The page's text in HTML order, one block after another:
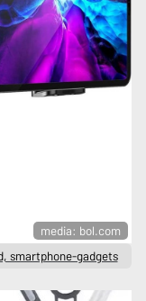
media: bol.com
smartphone-gadgets